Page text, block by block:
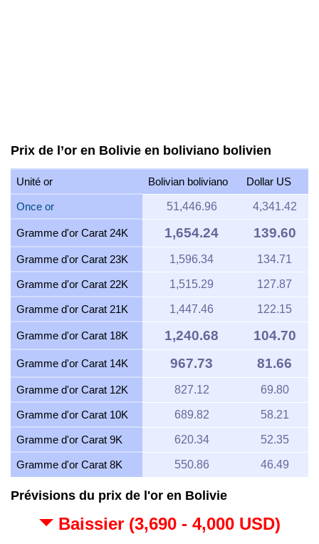
Prix de l’or en Bolivie en boliviano bolivien
Unité or Bolivian boliviano Dollar US
Once or 51,446.96 4,341.42
Gramme d'or Carat 24K 1,654.24 139.60
Gramme d'or Carat 23K 1,596.34 134.71
Gramme d'or Carat 22K 1,515.29 127.87
Gramme d'or Carat 21K 1,447.46 122.15
Gramme d'or Carat 18K 1,240.68 104.70
Gramme d'or Carat 14K 967.73 81.66
Gramme d'or Carat 12K 827.12 69.80
Gramme d'or Carat 10K 689.82 58.21
Gramme d'or Carat 9K 620.34 52.35
Gramme d'or Carat 8K 550.86 46.49
Prévisions du prix de l'or en Bolivie
Baissier (3,690 - 4,000 USD)